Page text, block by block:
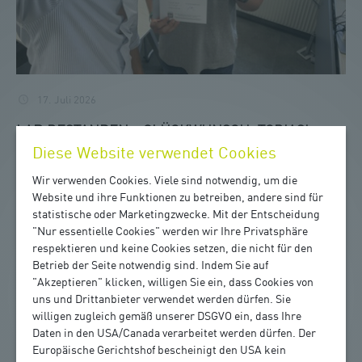
17. Juli 2026
LAP BESTANDEN - GLÜCKWUNSCH, TOBIAS!
Herzliche Gratulation zur bestandenen
Lehrabschlussprüfung :)
Diese Website verwendet Cookies
Wir verwenden Cookies. Viele sind notwendig, um die
Website und ihre Funktionen zu betreiben, andere sind für
statistische oder Marketingzwecke. Mit der Entscheidung
"Nur essentielle Cookies" werden wir Ihre Privatsphäre
respektieren und keine Cookies setzen, die nicht für den
Betrieb der Seite notwendig sind. Indem Sie auf
"Akzeptieren" klicken, willigen Sie ein, dass Cookies von
uns und Drittanbieter verwendet werden dürfen. Sie
willigen zugleich gemäß unserer DSGVO ein, dass Ihre
Daten in den USA/Canada verarbeitet werden dürfen. Der
Europäische Gerichtshof bescheinigt den USA kein